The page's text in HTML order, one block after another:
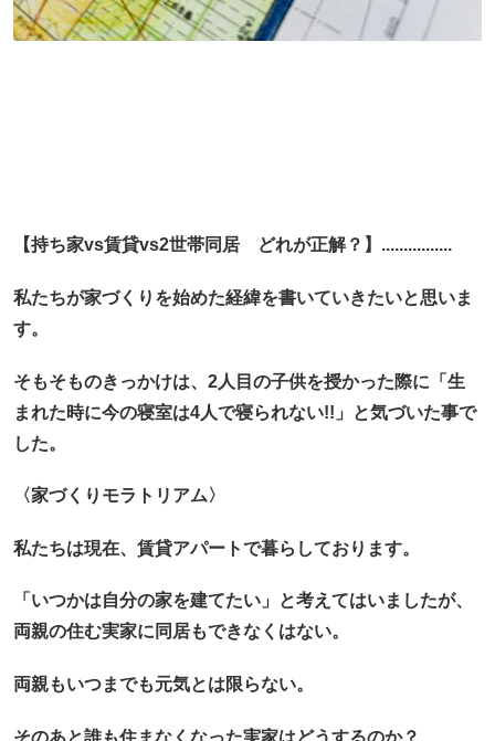
【持ち家vs賃貸vs2世帯同居 どれが正解？】................
私たちが家づくりを始めた経緯を書いていきたいと思いま
す。
そもそものきっかけは、2人目の子供を授かった際に「生
まれた時に今の寝室は4人で寝られない!!」と気づいた事で
した。
〈家づくりモラトリアム〉
私たちは現在、賃貸アパートで暮らしております。
「いつかは自分の家を建てたい」と考えてはいましたが、
両親の住む実家に同居もできなくはない。
両親もいつまでも元気とは限らない。
そのあと誰も住まなくなった実家はどうするのか？